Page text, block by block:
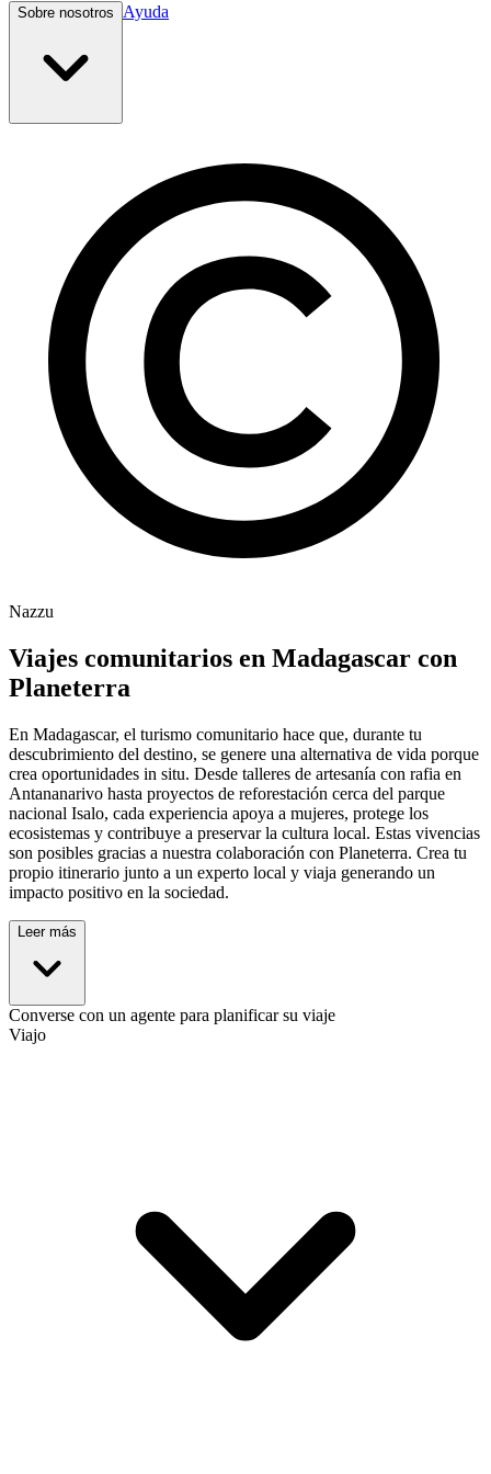
Sobre nosotros Ayuda
Nazzu
Viajes comunitarios en Madagascar con
Planeterra
En Madagascar, el turismo comunitario hace que, durante tu
descubrimiento del destino, se genere una alternativa de vida porque
crea oportunidades in situ. Desde talleres de artesanía con rafia en
Antananarivo hasta proyectos de reforestación cerca del parque
nacional Isalo, cada experiencia apoya a mujeres, protege los
ecosistemas y contribuye a preservar la cultura local. Estas vivencias
son posibles gracias a nuestra colaboración con Planeterra. Crea tu
propio itinerario junto a un experto local y viaja generando un
impacto positivo en la sociedad.
Leer más
Converse con un agente para planificar su viaje
Viajo